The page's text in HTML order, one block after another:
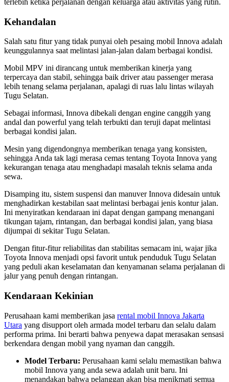
Kehandalan
Salah satu fitur yang tidak punyai oleh pesaing mobil Innova adalah
keunggulannya saat melintasi jalan-jalan dalam berbagai kondisi.
Mobil MPV ini dirancang untuk memberikan kinerja yang
terpercaya dan stabil, sehingga baik driver atau passenger merasa
lebih tenang selama perjalanan, apalagi di ruas lalu lintas wilayah
Tugu Selatan.
Sebagai informasi, Innova dibekali dengan engine canggih yang
andal dan powerful yang telah terbukti dan teruji dapat melintasi
berbagai kondisi jalan.
Mesin yang digendongnya memberikan tenaga yang konsisten,
sehingga Anda tak lagi merasa cemas tentang Toyota Innova yang
kekurangan tenaga atau menghadapi masalah teknis selama anda
sewa.
Disamping itu, sistem suspensi dan manuver Innova didesain untuk
menghadirkan kestabilan saat melintasi berbagai jenis kontur jalan.
Ini menyiratkan kendaraan ini dapat dengan gampang menangani
tikungan tajam, rintangan, dan berbagai kondisi jalan, yang biasa
dijumpai di sekitar Tugu Selatan.
Dengan fitur-fitur reliabilitas dan stabilitas semacam ini, wajar jika
Toyota Innova menjadi opsi favorit untuk penduduk Tugu Selatan
yang peduli akan keselamatan dan kenyamanan selama perjalanan di
jalur yang penuh dengan rintangan.
Kendaraan Kekinian
Perusahaan kami memberikan jasa rental mobil Innova Jakarta
Utara yang disupport oleh armada model terbaru dan selalu dalam
performa prima. Ini berarti bahwa penyewa dapat merasakan sensasi
berkendara dengan mobil yang nyaman dan canggih.
Model Terbaru: Perusahaan kami selalu memastikan bahwa
mobil Innova yang anda sewa adalah unit baru. Ini
menandakan bahwa pelanggan akan bisa menikmati semua